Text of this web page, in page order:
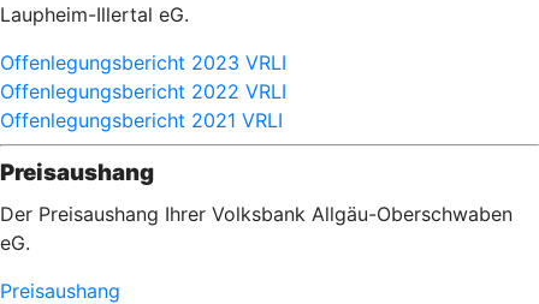
Laupheim-Illertal eG.
Offenlegungsbericht 2023 VRLI
Offenlegungsbericht 2022 VRLI
Offenlegungsbericht 2021 VRLI
Preisaushang
Der Preisaushang Ihrer Volksbank Allgäu-Oberschwaben
eG.
Preisaushang